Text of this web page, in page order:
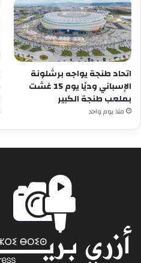
اتحاد طنجة يواجه برشلونة
الإسباني وديًا يوم 15 غشت
بملعب طنجة الكبير
منذ يوم واحد